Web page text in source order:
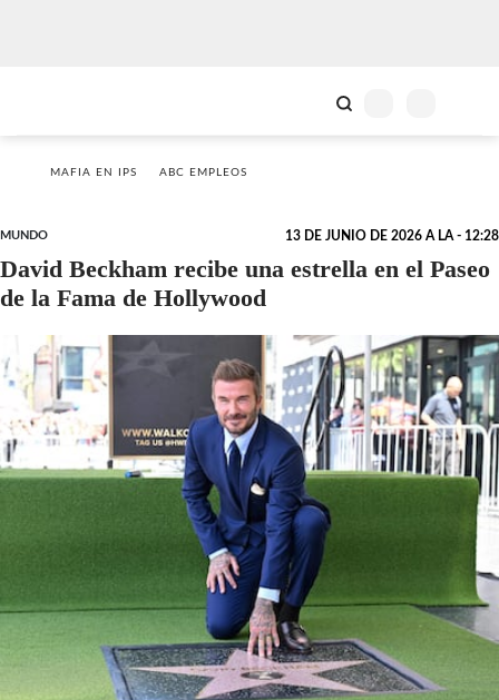
MAFIA EN IPS ABC EMPLEOS
MUNDO 13 DE JUNIO DE 2026 A LA - 12:28
David Beckham recibe una estrella en el Paseo
de la Fama de Hollywood